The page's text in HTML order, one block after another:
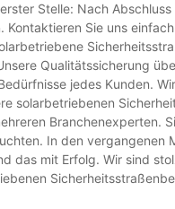
Stelle: Nach
Kontaktieren Sie uns
Qualitätssicherung
jedes Kunden.
solarbetriebenen
Branchenexperten.
In den
das mit Erfolg. Wir sind